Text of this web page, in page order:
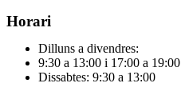
Horari
Dilluns a divendres:
9:30 a 13:00 i 17:00 a 19:00
Dissabtes: 9:30 a 13:00